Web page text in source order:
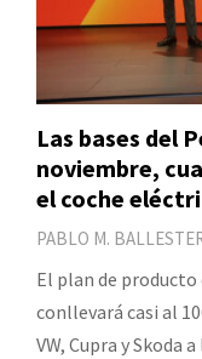
Las bases del
noviembre,
el coche
PABLO M.
El plan de
conllevará casi al
VW, Cupra y Skoda